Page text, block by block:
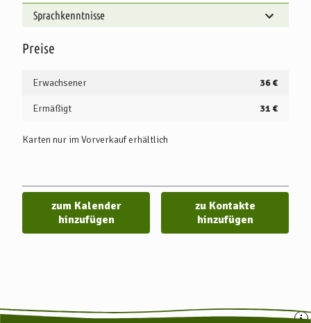
Sprachkenntnisse
Preise
Erwachsener 36 €
Ermäßigt 31 €
Karten nur im Vorverkauf erhältlich
zum Kalender
hinzufügen
zu Kontakte
hinzufügen